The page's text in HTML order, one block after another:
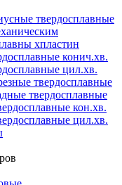
твердосплавные
хпластин
конич.хв.
цил.хв.
твердосплавные
твердосплавные
кон.хв.
цил.хв.